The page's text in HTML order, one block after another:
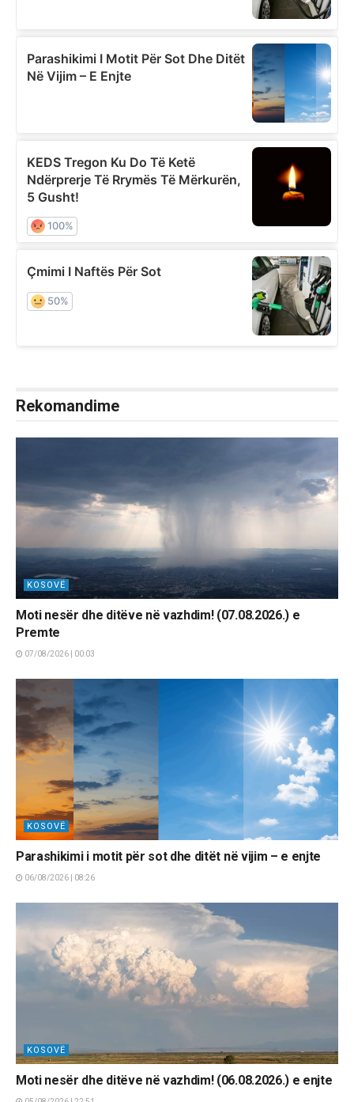
Rekomandime
KOSOVË
Moti nesër dhe ditëve në vazhdim! (07.08.2026.) e
Premte
07/08/2026 | 00:03
KOSOVË
Parashikimi i motit për sot dhe ditët në vijim – e enjte
06/08/2026 | 08:26
KOSOVË
Moti nesër dhe ditëve në vazhdim! (06.08.2026.) e enjte